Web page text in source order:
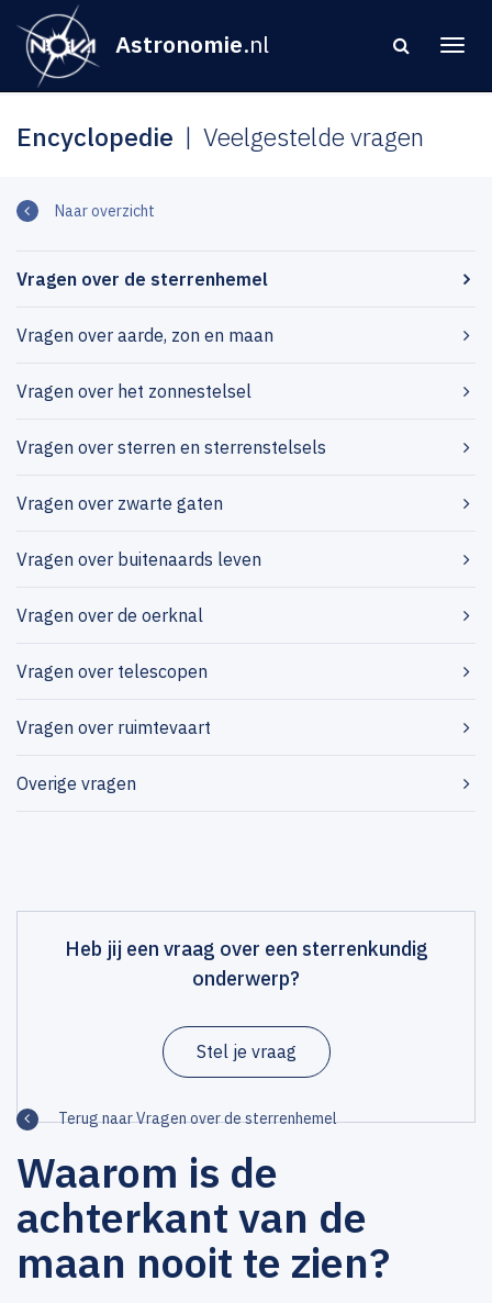
Astronomie.nl
Encyclopedie Veelgestelde vragen
Naar overzicht
Vragen over de sterrenhemel
Vragen over aarde, zon en maan
Vragen over het zonnestelsel
Vragen over sterren en sterrenstelsels
Vragen over zwarte gaten
Vragen over buitenaards leven
Vragen over de oerknal
Vragen over telescopen
Vragen over ruimtevaart
Overige vragen
Heb jij een vraag over een sterrenkundig
onderwerp?
Stel je vraag
Terug naar Vragen over de sterrenhemel
Waarom is de
achterkant van de
maan nooit te zien?